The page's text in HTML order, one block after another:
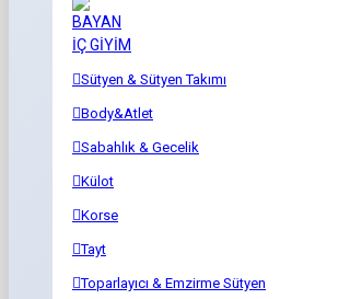
Sütyen & Sütyen Takımı
Body&Atlet
Sabahlık & Gecelik
Külot
Korse
Tayt
Toparlayıcı & Emzirme Sütyen